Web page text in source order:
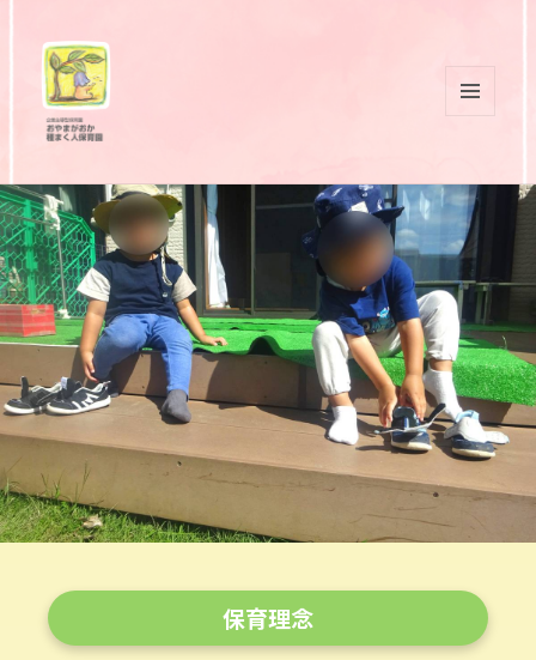
ット
保育理念